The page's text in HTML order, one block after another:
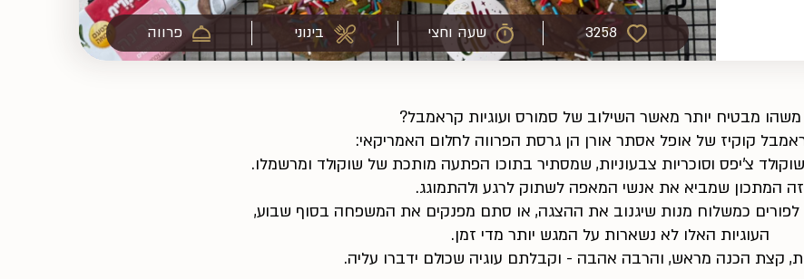
3258 שעה וחצי בינוני פרווה
משהו מבטיח יותר מאשר השילוב של סמורס ועוגיות קראמבל?
קוקיז של אופל אסתר אורן הן גרסת הפרווה לחלום האמריקאי:
צ'יפס וסוכריות צבעוניות, שמסתיר בתוכו הפתעה מותכת של שוקולד ומרשמלו.
זה המתכון שמביא את אנשי המאפה לשתוק לרגע ולהתמוגג.
לפורים כמשלוח מנות שיגנוב את ההצגה, או סתם מפנקים את המשפחה בסוף שבוע,
העוגיות האלו לא נשארות על המגש יותר מדי זמן.
קצת הכנה מראש, והרבה אהבה - וקבלתם עוגיה שכולם ידברו עליה.